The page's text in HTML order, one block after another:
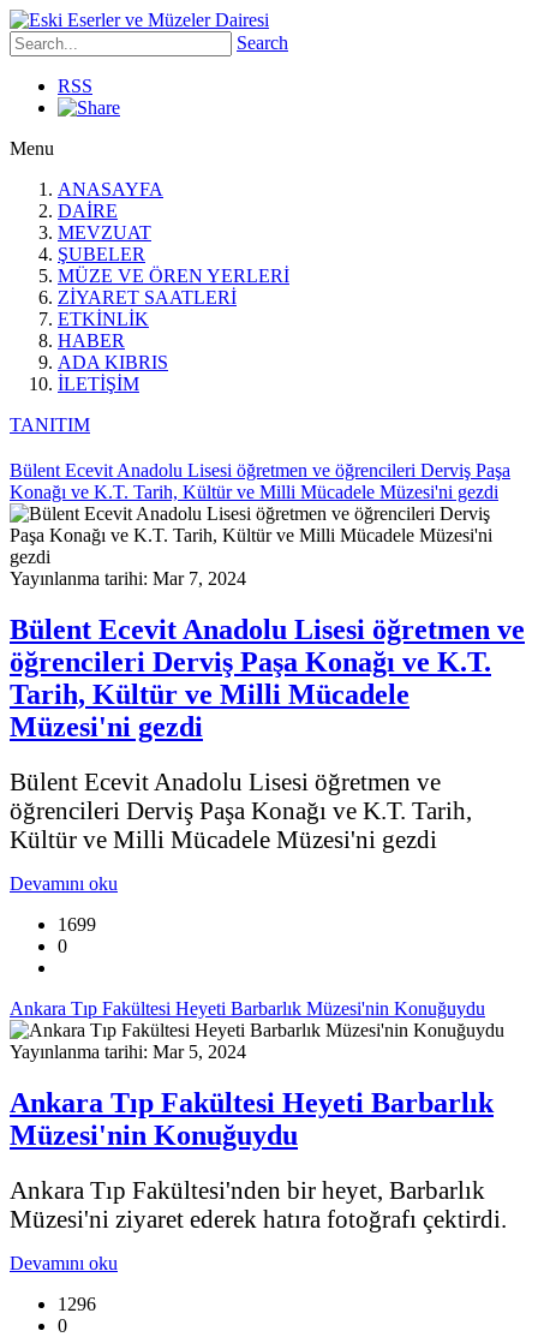
Search
RSS
Menu
ANASAYFA
DAİRE
MEVZUAT
ŞUBELER
MÜZE VE ÖREN YERLERİ
ZİYARET SAATLERİ
ETKİNLİK
HABER
ADA KIBRIS
İLETİŞİM
TANITIM
Bülent Ecevit Anadolu Lisesi öğretmen ve öğrencileri Derviş Paşa
Konağı ve K.T. Tarih, Kültür ve Milli Mücadele Müzesi'ni gezdi
Yayınlanma tarihi: Mar 7, 2024
Bülent Ecevit Anadolu Lisesi öğretmen ve
öğrencileri Derviş Paşa Konağı ve K.T.
Tarih, Kültür ve Milli Mücadele
Müzesi'ni gezdi
Bülent Ecevit Anadolu Lisesi öğretmen ve
öğrencileri Derviş Paşa Konağı ve K.T. Tarih,
Kültür ve Milli Mücadele Müzesi'ni gezdi
Devamını oku
1699
0
Ankara Tıp Fakültesi Heyeti Barbarlık Müzesi'nin Konuğuydu
Yayınlanma tarihi: Mar 5, 2024
Ankara Tıp Fakültesi Heyeti Barbarlık
Müzesi'nin Konuğuydu
Ankara Tıp Fakültesi'nden bir heyet, Barbarlık
Müzesi'ni ziyaret ederek hatıra fotoğrafı çektirdi.
Devamını oku
1296
0